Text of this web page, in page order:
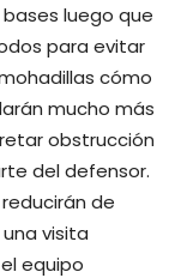
luego que
para evitar
cómo
mucho más
obstrucción
del defensor.
de
visita
equipo